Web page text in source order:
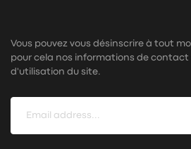
Vous pouvez vous désinscrire à tout
pour cela nos informations de contact
d'utilisation du site.